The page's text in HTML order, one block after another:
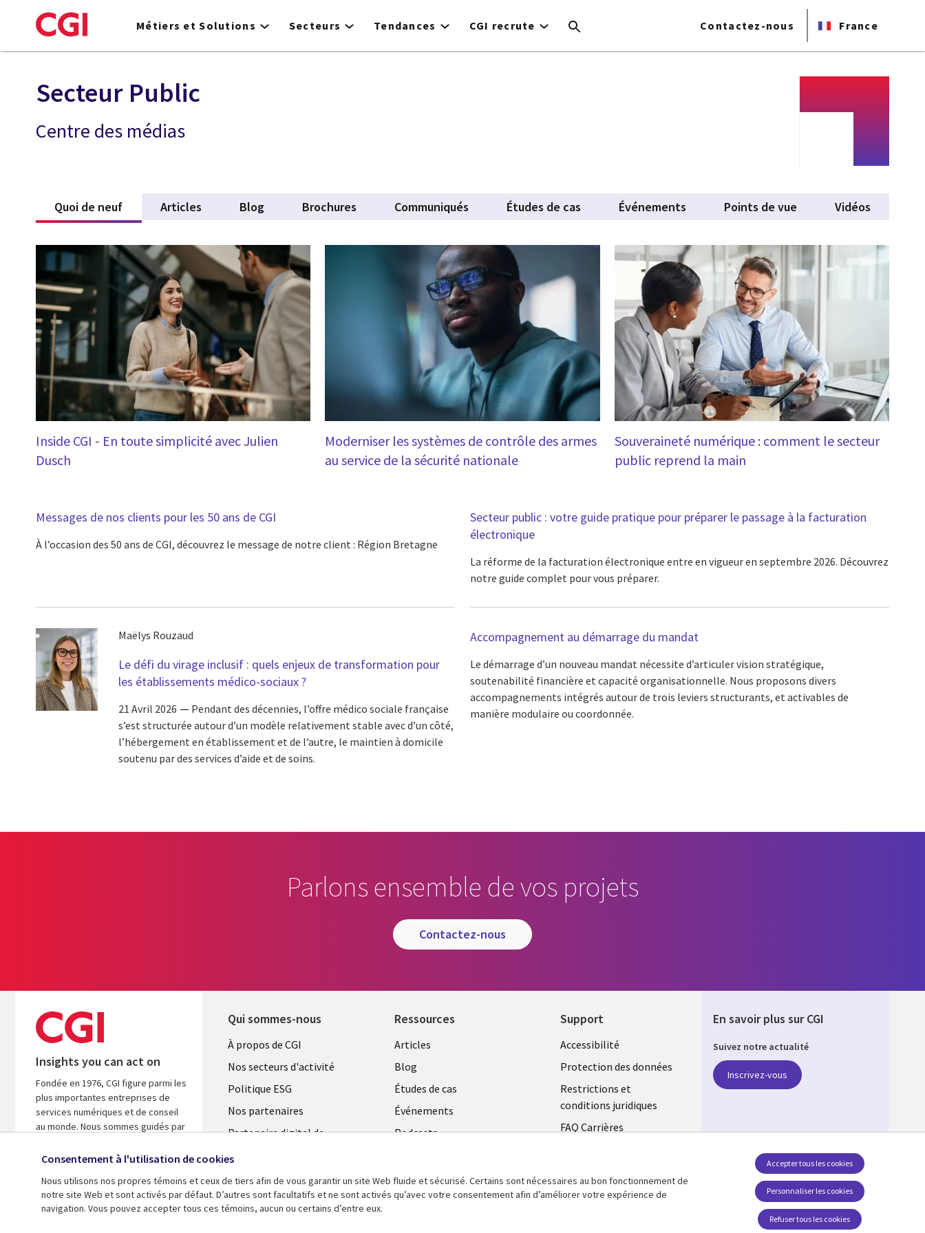
to
Métiers et Solutions Secteurs Tendances CGI recrute Contactez-nous France
Secteur Public
Centre des médias
Quoi de neuf (active tab)
Articles Blog Brochures Communiqués Études de cas Événements Points de vue Vidéos
Inside CGI - En toute simplicité avec Julien
Dusch
Moderniser les systèmes de contrôle des armes
au service de la sécurité nationale
Souveraineté numérique : comment le secteur
public reprend la main
Messages de nos clients pour les 50 ans de CGI
À l’occasion des 50 ans de CGI, découvrez le message de notre client : Région Bretagne
Secteur public : votre guide pratique pour préparer le passage à la facturation
électronique
La réforme de la facturation électronique entre en vigueur en septembre 2026. Découvrez
notre guide complet pour vous préparer.
Maëlys Rouzaud
Le défi du virage inclusif : quels enjeux de transformation pour
les établissements médico-sociaux ?
21 Avril 2026
Pendant des décennies, l’offre médico sociale française
s’est structurée autour d’un modèle relativement stable avec d’un côté,
l’hébergement en établissement et de l’autre, le maintien à domicile
soutenu par des services d’aide et de soins.
Accompagnement au démarrage du mandat
Le démarrage d’un nouveau mandat nécessite d’articuler vision stratégique,
soutenabilité financière et capacité organisationnelle. Nous proposons divers
accompagnements intégrés autour de trois leviers structurants, et activables de
manière modulaire ou coordonnée.
Parlons ensemble de vos projets
contactez-nous
Insights you can act on
Fondée en 1976, CGI figure parmi les
plus importantes entreprises de
services numériques et de conseil
au monde. Nous sommes guidés par
d’accélérer le rendement de vos
A propos de CGI
Qui sommes-nous
Useful
links
FRANCE
À propos de CGI
Nos secteurs d'activité
Politique ESG
Nos partenaires
Partenaire digital de
Fusions
Ressources
Library
Links
FRANCE
Articles
Blog
Études de cas
Événements
Podcasts
Vidéos
En voir plus
Support
Legal
FRANCE
Accessibilité
Protection des données
Restrictions et
conditions juridiques
FAQ Carrières
En savoir plus sur CGI
Suivez notre actualité
Inscrivez-vous
Retrouvez-nous sur les réseaux
Social Media FRANCE
Consentement à l'utilisation de cookies
Nous utilisons nos propres témoins et ceux de tiers afin de vous garantir un site Web fluide et sécurisé. Certains sont nécessaires au bon fonctionnement de
notre site Web et sont activés par défaut. D’autres sont facultatifs et ne sont activés qu’avec votre consentement afin d’améliorer votre expérience de
navigation. Vous pouvez accepter tous ces témoins, aucun ou certains d’entre eux.
Personnaliser les cookies
Accepter tous les cookies
Refuser tous les cookies